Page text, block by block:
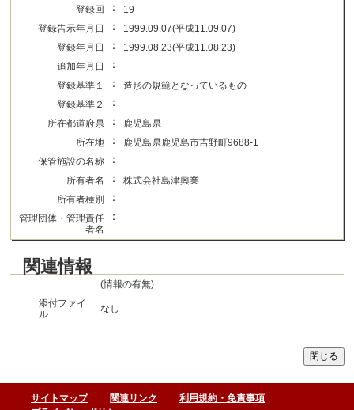
登録回
：
19
登録告示年月日
：
1999.09.07(平成11.09.07)
登録年月日
：
1999.08.23(平成11.08.23)
追加年月日
：
登録基準１ ：
造形の規範となっているもの
登録基準２
：
所在都道府県 ：
鹿児島県
所在地
：
鹿児島県鹿児島市吉野町9688-1
保管施設の名称
：
所有者名 ：
株式会社島津興業
所有者種別
：
管理団体・管理責任
者名
：
関連情報
(情報の有無)
添付ファイ
ル
なし
サイトマップ 関連リンク
利用規約・免責事項